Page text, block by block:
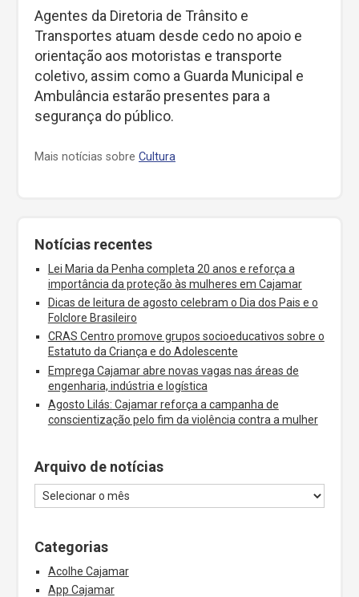
Agentes da Diretoria de Trânsito e
Transportes atuam desde cedo no apoio e
orientação aos motoristas e transporte
coletivo, assim como a Guarda Municipal e
Ambulância estarão presentes para a
segurança do público.
Mais notícias sobre Cultura
Notícias recentes
Lei Maria da Penha completa 20 anos e reforça a
importância da proteção às mulheres em Cajamar
Dicas de leitura de agosto celebram o Dia dos Pais e o
Folclore Brasileiro
CRAS Centro promove grupos socioeducativos sobre o
Estatuto da Criança e do Adolescente
Emprega Cajamar abre novas vagas nas áreas de
engenharia, indústria e logística
Agosto Lilás: Cajamar reforça a campanha de
conscientização pelo fim da violência contra a mulher
Arquivo de notícias
Categorias
Acolhe Cajamar
App Cajamar